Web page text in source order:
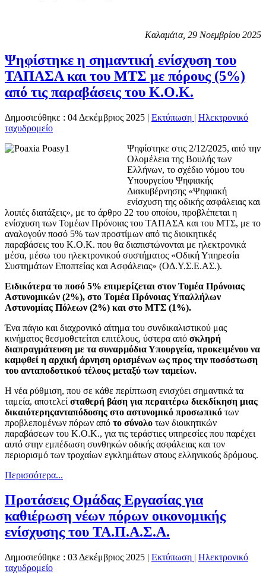
Καλαμάτα, 29 Νοεμβρίου 2025
Ψηφίστηκε η σημαντική ενίσχυση του
ΤΑΠΑΣΑ και του ΜΤΣ με πόρους (5%)
από τις παραβάσεις του Κ.Ο.Κ.
Δημοσιεύθηκε : 04 Δεκέμβριος 2025 | Εκτύπωση | Ηλεκτρονικό
ταχυδρομείο
Ψηφίστηκε στις 2/12/2025, από την
Ολομέλεια της Βουλής των
Ελλήνων, το σχέδιο νόμου του
Υπουργείου Ψηφιακής
Διακυβέρνησης «Ψηφιακή
ενίσχυση της οδικής ασφάλειας και
λοιπές διατάξεις», με το άρθρο 22 του οποίου, προβλέπεται η
ενίσχυση των Τομέων Πρόνοιας του ΤΑΠΑΣΑ και του ΜΤΣ, με το
αναλογούν ποσό 5% των προστίμων από τις διοικητικές
παραβάσεις του Κ.Ο.Κ. που θα διαπιστώνονται με ηλεκτρονικά
μέσα, μέσω του ηλεκτρονικού συστήματος «Οδική Υπηρεσία
Συστημάτων Εποπτείας και Ασφάλειας» (ΟΔ.Υ.Σ.Ε.ΑΣ.).
Ειδικότερα το ποσό 5% επιμερίζεται στον Τομέα Πρόνοιας
Αστυνομικών (2%), στο Τομέα Πρόνοιας Υπαλλήλων
Αστυνομίας Πόλεων (2%) και στο ΜΤΣ (1%).
Ένα πάγιο και διαχρονικό αίτημα του συνδικαλιστικού μας
κινήματος θεσμοθετείται επιτέλους, ύστερα από σκληρή
διαπραγμάτευση με τα συναρμόδια Υπουργεία, προκειμένου να
καμφθεί η αρχική άρνηση ορισμένων ως προς την ποσόστωση
του ανταποδοτικού τέλους μεταξύ των ταμείων.
Η νέα ρύθμιση, που σε κάθε περίπτωση ενισχύει σημαντικά τα
ταμεία, αποτελεί σταθερή βάση για περαιτέρω διεκδίκηση μιας
δικαιότερηςανταπόδοσης στο αστυνομικό προσωπικό των
προβλεπομένων πόρων από το σύνολο των διοικητικών
παραβάσεων του Κ.Ο.Κ., για τις τεράστιες υπηρεσίες που παρέχει
αυτό στην εμπέδωση συνθηκών οδικής ασφάλειας και τον
περιορισμό των τροχαίων εγκλημάτων στους ελληνικούς δρόμους.
Περισσότερα...
Προτάσεις Ομάδας Εργασίας για
καθιέρωση νέων πόρων οικονομικής
ενίσχυσης του ΤΑ.Π.Α.Σ.Α.
Δημοσιεύθηκε : 03 Δεκέμβριος 2025 | Εκτύπωση | Ηλεκτρονικό
ταχυδρομείο